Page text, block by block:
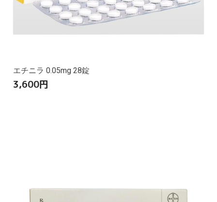
エチニラ 0.05mg 28錠
3,600円